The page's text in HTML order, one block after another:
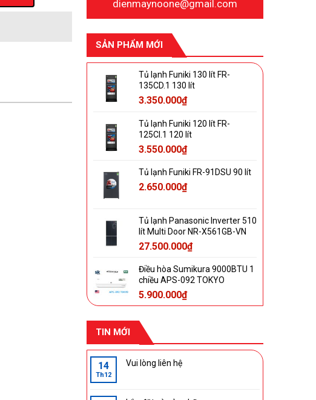
Bảng điều khiển:Song ngữ Anh - Việt có
nút nhấn
Số người sử dụng:Từ 3 - 5 người (8 - 9 kg)
Kích thước:Cao 96.5 cm - Ngang 55.0 cm -
Sâu 56.5 cm
Nơi sản xuất:Thái Lan
Dòng sản phẩm:2020
Bảo hành chính hãng:
Hãng:
Toshiba.
dienmaynoone@gmail.com
SẢN PHẨM MỚI
Tủ lạnh Funiki 130 lít FR-
135CD.1 130 lít
3.350.000₫
Tủ lạnh Funiki 120 lít FR-
125CI.1 120 lít
3.550.000₫
Tủ lạnh Funiki FR-91DSU 90 lít
2.650.000₫
Tủ lạnh Panasonic Inverter 510
lít Multi Door NR-X561GB-VN
27.500.000₫
Điều hòa Sumikura 9000BTU 1
chiều APS-092 TOKYO
5.900.000₫
TIN MỚI
14
Th12
Vui lòng liên hệ